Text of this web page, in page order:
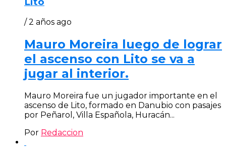
/ 2 años ago
Mauro Moreira luego de lograr
el ascenso con Lito se va a
jugar al interior.
Mauro Moreira fue un jugador importante en el
ascenso de Lito, formado en Danubio con pasajes
por Peñarol, Villa Española, Huracán...
Por Redaccion